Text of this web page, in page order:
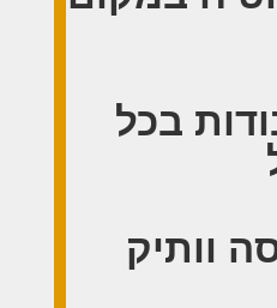
בכל
וותיק